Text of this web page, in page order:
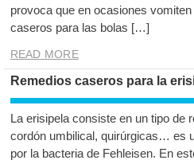
provoca que en ocasiones
caseros para las bolas […]
READ MORE
Remedios caseros para la
La erisipela consiste en un tipo de
cordón umbilical, quirúrgicas… es
por la bacteria de Fehleisen. En